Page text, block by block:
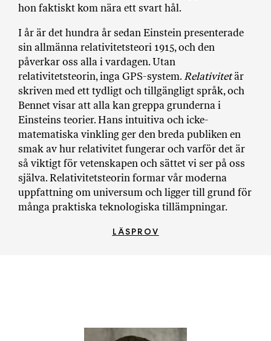
hon faktiskt kom nära ett svart hål.
I år är det hundra år sedan Einstein presenterade
sin allmänna relativitetsteori 1915, och den
påverkar oss alla i vardagen. Utan
relativitetsteorin, inga GPS-system. Relativitetär
skriven med ett tydligt och tillgängligt språk, och
Bennet visar att alla kan greppa grunderna i
Einsteins teorier. Hans intuitiva och icke-
matematiska vinkling ger den breda publiken en
smak av hur relativitet fungerar och varför det är
så viktigt för vetenskapen och sättet vi ser på oss
själva. Relativitetsteorin formar vår moderna
uppfattning om universum och ligger till grund för
många praktiska teknologiska tillämpningar.
LÄSPROV